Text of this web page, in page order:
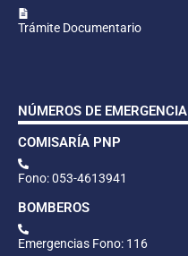
Trámite Documentario
NÚMEROS DE EMERGENCIA
COMISARÍA PNP
Fono: 053-4613941
BOMBEROS
Emergencias Fono: 116